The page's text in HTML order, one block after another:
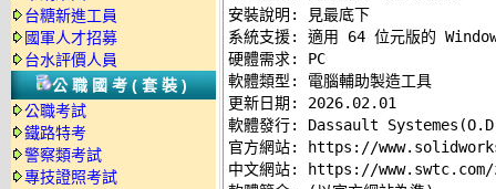
台糖新進工員
國軍人才招募
台水評價人員
公職國考(套裝)
公職考試
鐵路特考
警察類考試
專技證照考試
安裝說明:
見最底下
系統支援: 適用 64 位元版的
硬體需求: PC
軟體類型: 電腦輔助製造工具
更新日期: 2026.02.01
軟體發行: Dassault
官方網站: https://
中文網站: https://www.swtc.com/